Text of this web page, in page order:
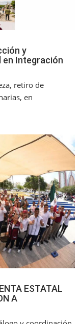
y
en Integración
retiro de
en
ESTATAL
A